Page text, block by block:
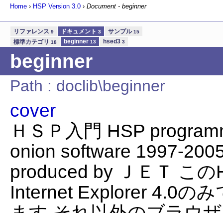
Home › HSP Version 3.0 › Document - beginner
リファレンス 9 ドキュメント 3 サンプル15
標準カテゴリ 18 beginner 13 hsed3 3
beginner
Path : doclib\beginner
cover
ＨＳＰ入門 HSP
onion software 1997-
produced by ＪＥＴ こ
Internet Explorer 4.0の